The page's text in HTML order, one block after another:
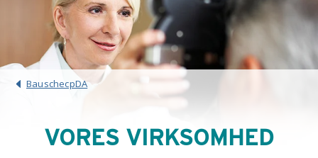
BauschecpDA
VORES VIRKSOMHED